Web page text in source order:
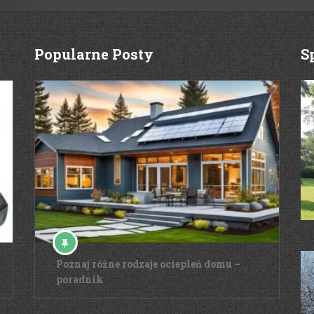
Popularne Posty
Poznaj różne rodzaje ociepleń domu –
poradnik